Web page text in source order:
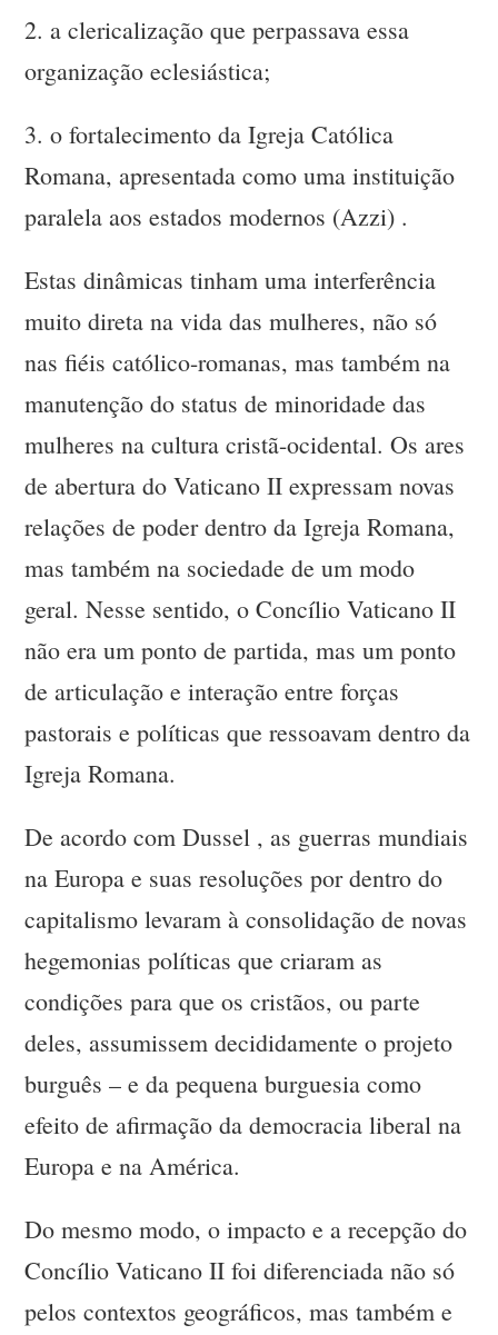
2. a clericalização que perpassava essa
organização eclesiástica;
3. o fortalecimento da Igreja Católica
Romana, apresentada como uma instituição
paralela aos estados modernos (Azzi) .
Estas dinâmicas tinham uma interferência
muito direta na vida das mulheres, não só
nas fiéis católico-romanas, mas também na
manutenção do status de minoridade das
mulheres na cultura cristã-ocidental. Os ares
de abertura do Vaticano II expressam novas
relações de poder dentro da Igreja Romana,
mas também na sociedade de um modo
geral. Nesse sentido, o Concílio Vaticano II
não era um ponto de partida, mas um ponto
de articulação e interação entre forças
pastorais e políticas que ressoavam dentro da
Igreja Romana.
De acordo com Dussel , as guerras mundiais
na Europa e suas resoluções por dentro do
capitalismo levaram à consolidação de novas
hegemonias políticas que criaram as
condições para que os cristãos, ou parte
deles, assumissem decididamente o projeto
burguês – e da pequena burguesia como
efeito de afirmação da democracia liberal na
Europa e na América.
Do mesmo modo, o impacto e a recepção do
Concílio Vaticano II foi diferenciada não só
pelos contextos geográficos, mas também e